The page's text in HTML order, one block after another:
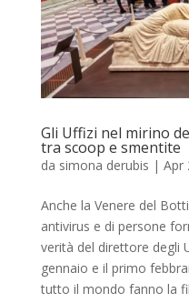
Gli Uffizi nel mirino
tra scoop e smentite
da simona derubis | Apr
Anche la Venere del
antivirus e di persone
verità del direttore degli
gennaio e il primo
tutto il mondo fanno la